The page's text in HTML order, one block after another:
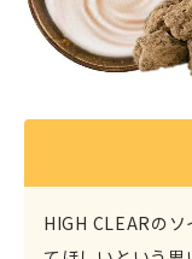
HIGH CLEARの